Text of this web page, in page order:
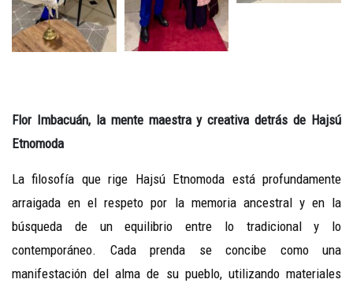
Flor Imbacuán, la mente maestra y creativa detrás de Hajsú
Etnomoda
La filosofía que rige Hajsú Etnomoda está profundamente
arraigada en el respeto por la memoria ancestral y en la
búsqueda de un equilibrio entre lo tradicional y lo
contemporáneo. Cada prenda se concibe como una
manifestación del alma de su pueblo, utilizando materiales